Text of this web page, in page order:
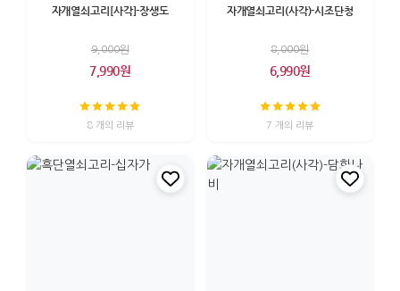
자개열쇠고리[사각]-장생도
9,000원
7,990원
8 개의 리뷰
자개열쇠고리(사각)-시조단청
8,000원
6,990원
7 개의 리뷰